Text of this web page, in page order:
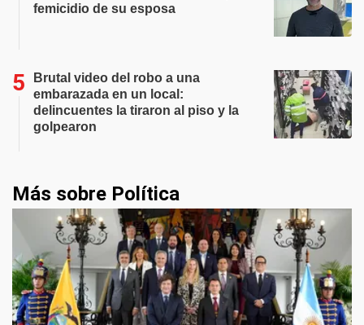
femicidio de su esposa
Brutal video del robo a una
embarazada en un local:
delincuentes la tiraron al piso y la
golpearon
Más sobre Política